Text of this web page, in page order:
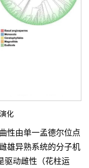
化
性由单一孟德尔位点
雄异熟系统的分子机
驱动雌性（花柱运